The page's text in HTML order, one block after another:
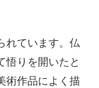
れています。仏
悟りを開いたと
術作品によく描